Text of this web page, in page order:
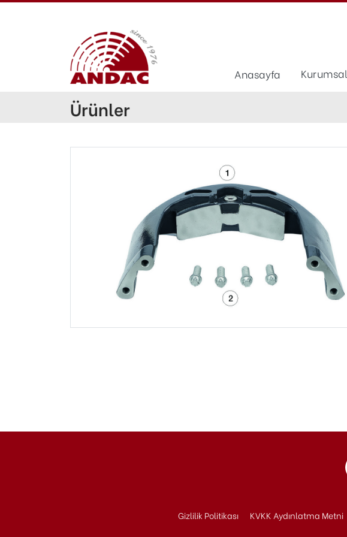
Anasayfa Kurumsal
Ürünler
Gizlilik Politikası KVKK Aydınlatma Metni